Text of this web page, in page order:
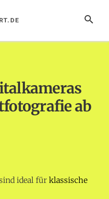
SUCHE
ab
ideal fürklassische